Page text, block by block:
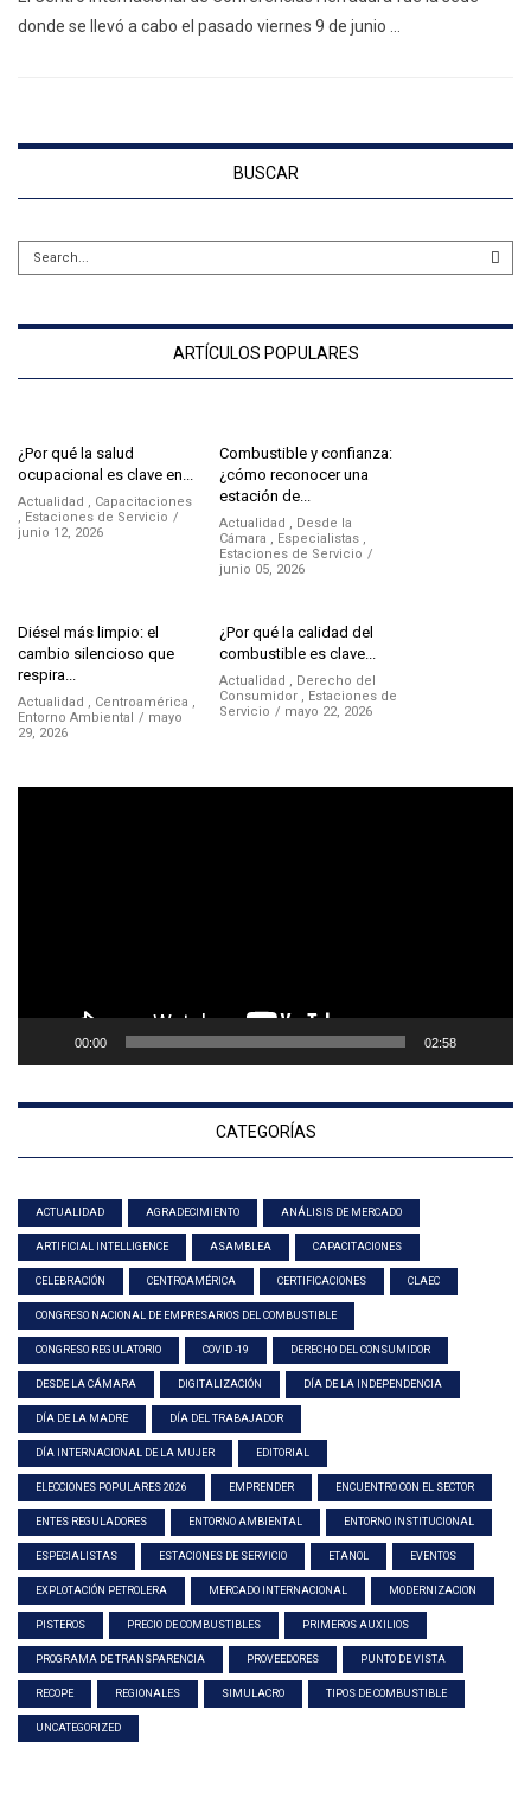
donde se llevó a cabo el pasado viernes 9 de junio …
BUSCAR
ARTÍCULOS POPULARES
¿Por qué la salud
ocupacional es clave en...
Actualidad , Capacitaciones
, Estaciones de Servicio
junio 12, 2026
Combustible y confianza:
¿cómo reconocer una
estación de...
Actualidad , Desde la
Cámara , Especialistas ,
Estaciones de Servicio
junio 05, 2026
Diésel más limpio: el
cambio silencioso que
respira...
Actualidad , Centroamérica ,
Entorno Ambiental
mayo
29, 2026
¿Por qué la calidad del
combustible es clave...
Actualidad , Derecho del
Consumidor , Estaciones de
Servicio
mayo 22, 2026
00:00 02:58
CATEGORÍAS
ACTUALIDAD AGRADECIMIENTO ANÁLISIS DE MERCADO
ARTIFICIAL INTELLIGENCE ASAMBLEA CAPACITACIONES
CELEBRACIÓN CENTROAMÉRICA CERTIFICACIONES CLAEC
CONGRESO NACIONAL DE EMPRESARIOS DEL COMBUSTIBLE
CONGRESO REGULATORIO COVID -19 DERECHO DEL CONSUMIDOR
DESDE LA CÁMARA DIGITALIZACIÓN DÍA DE LA INDEPENDENCIA
DÍA DE LA MADRE DÍA DEL TRABAJADOR
DÍA INTERNACIONAL DE LA MUJER EDITORIAL
ELECCIONES POPULARES 2026 EMPRENDER ENCUENTRO CON EL SECTOR
ENTES REGULADORES ENTORNO AMBIENTAL ENTORNO INSTITUCIONAL
ESPECIALISTAS ESTACIONES DE SERVICIO ETANOL EVENTOS
EXPLOTACIÓN PETROLERA MERCADO INTERNACIONAL MODERNIZACION
PISTEROS PRECIO DE COMBUSTIBLES PRIMEROS AUXILIOS
PROGRAMA DE TRANSPARENCIA PROVEEDORES PUNTO DE VISTA
RECOPE REGIONALES SIMULACRO TIPOS DE COMBUSTIBLE
UNCATEGORIZED